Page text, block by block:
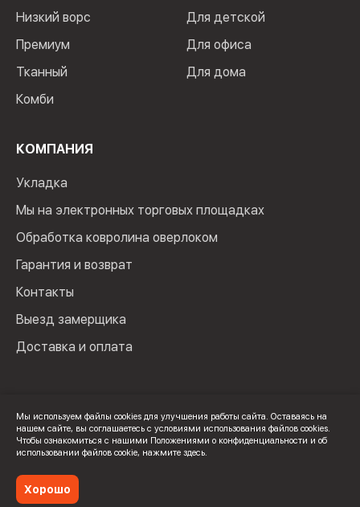
Низкий ворс
Премиум
Тканный
Комби
Для детской
Для офиса
Для дома
КОМПАНИЯ
Укладка
Мы на электронных торговых площадках
Обработка ковролина оверлоком
Гарантия и возврат
Контакты
Выезд замерщика
Доставка и оплата
© 2024 Мир Ковролина. ИП Зверев Максим Ильич. ИНН:
100502600325
Мы используем файлы cookies для улучшения работы сайта. Оставаясь на
нашем сайте, вы соглашаетесь с условиями использования файлов cookies.
Чтобы ознакомиться с нашими Положениями о конфиденциальности и об
использовании файлов cookie, нажмите здесь.
Хорошо